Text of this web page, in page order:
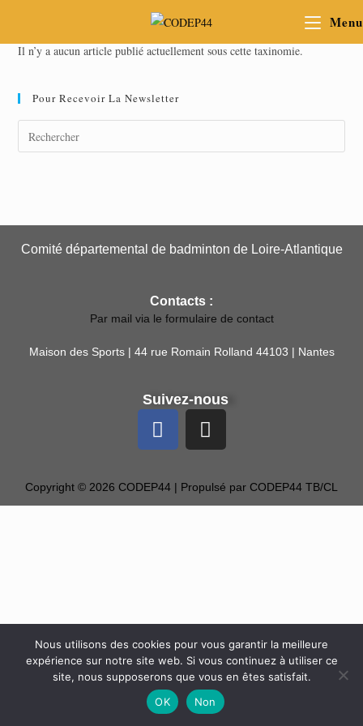
Menu
Il n’y a aucun article publié actuellement sous cette taxinomie.
Pour Recevoir La Newsletter
Comité départemental de badminton de Loire-Atlantique
Contacts :
Par mail via le formulaire de contact
Maison des Sports | 44 rue Romain Rolland 44103 | Nantes
Suivez-nous
Copyright © 2026 CODEP44 | Propulsé par CODEP44 TB/CL
Nous utilisons des cookies pour vous garantir la meilleure
expérience sur notre site web. Si vous continuez à utiliser ce
site, nous supposerons que vous en êtes satisfait.
OK
Non